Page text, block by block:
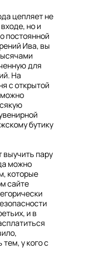
цепляет не
но и
постоянной
Ива, вы
для
На
с открытой
можно
бутику
пару
можно
которые
сайте
и в
у кого с